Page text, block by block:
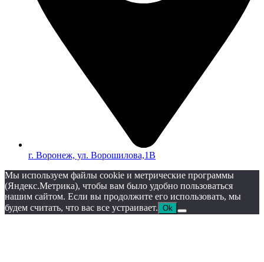
г. Воронеж, ул. Ворошилова,1В
Мы используем файлы cookie и метрические программы
(Яндекс.Метрика), чтобы вам было удобно пользоваться
нашим сайтом. Если вы продолжите его использовать, мы
будем считать, что вас все устраивает. Ok